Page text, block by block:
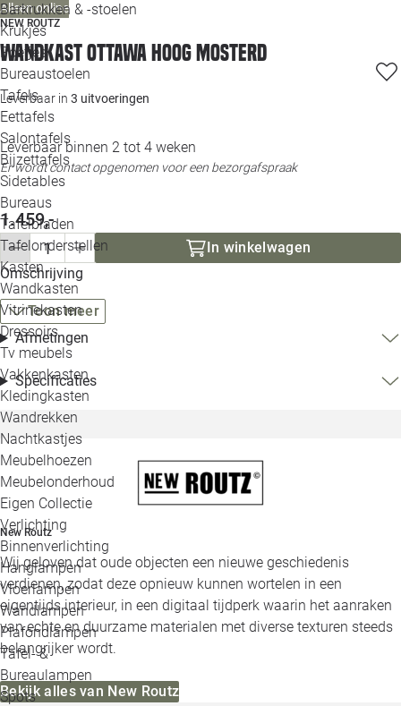
Barkrukken & -stoelen
Krukjes
Poefjes
Bureaustoelen
Tafels
Eettafels
Salontafels
Bijzettafels
Sidetables
Bureaus
Tafelbladen
Tafelonderstellen
Kasten
Wandkasten
Vitrinekasten
Dressoirs
Tv meubels
Vakkenkasten
Kledingkasten
Wandrekken
Nachtkastjes
Meubelhoezen
Meubelonderhoud
Eigen Collectie
Verlichting
Binnenverlichting
Hanglampen
Vloerlampen
Wandlampen
Plafondlampen
Tafel- &
Bureaulampen
Spots
Alle
Alleen online
NEW ROUTZ
Wandkast Ottawa hoog mosterd
Leverbaar in 3 uitvoeringen
Leverbaar binnen 2 tot 4 weken
Er wordt contact opgenomen voor een bezorgafspraak
1.459,-
In winkelwagen
Omschrijving
Toon meer
Afmetingen
Specificaties
New Routz
Wij geloven dat oude objecten een nieuwe geschiedenis
verdienen, zodat deze opnieuw kunnen wortelen in een
eigentijds interieur, in een digitaal tijdperk waarin het aanraken
van echte en duurzame materialen met diverse texturen steeds
belangrijker wordt.
Bekijk alles van New Routz